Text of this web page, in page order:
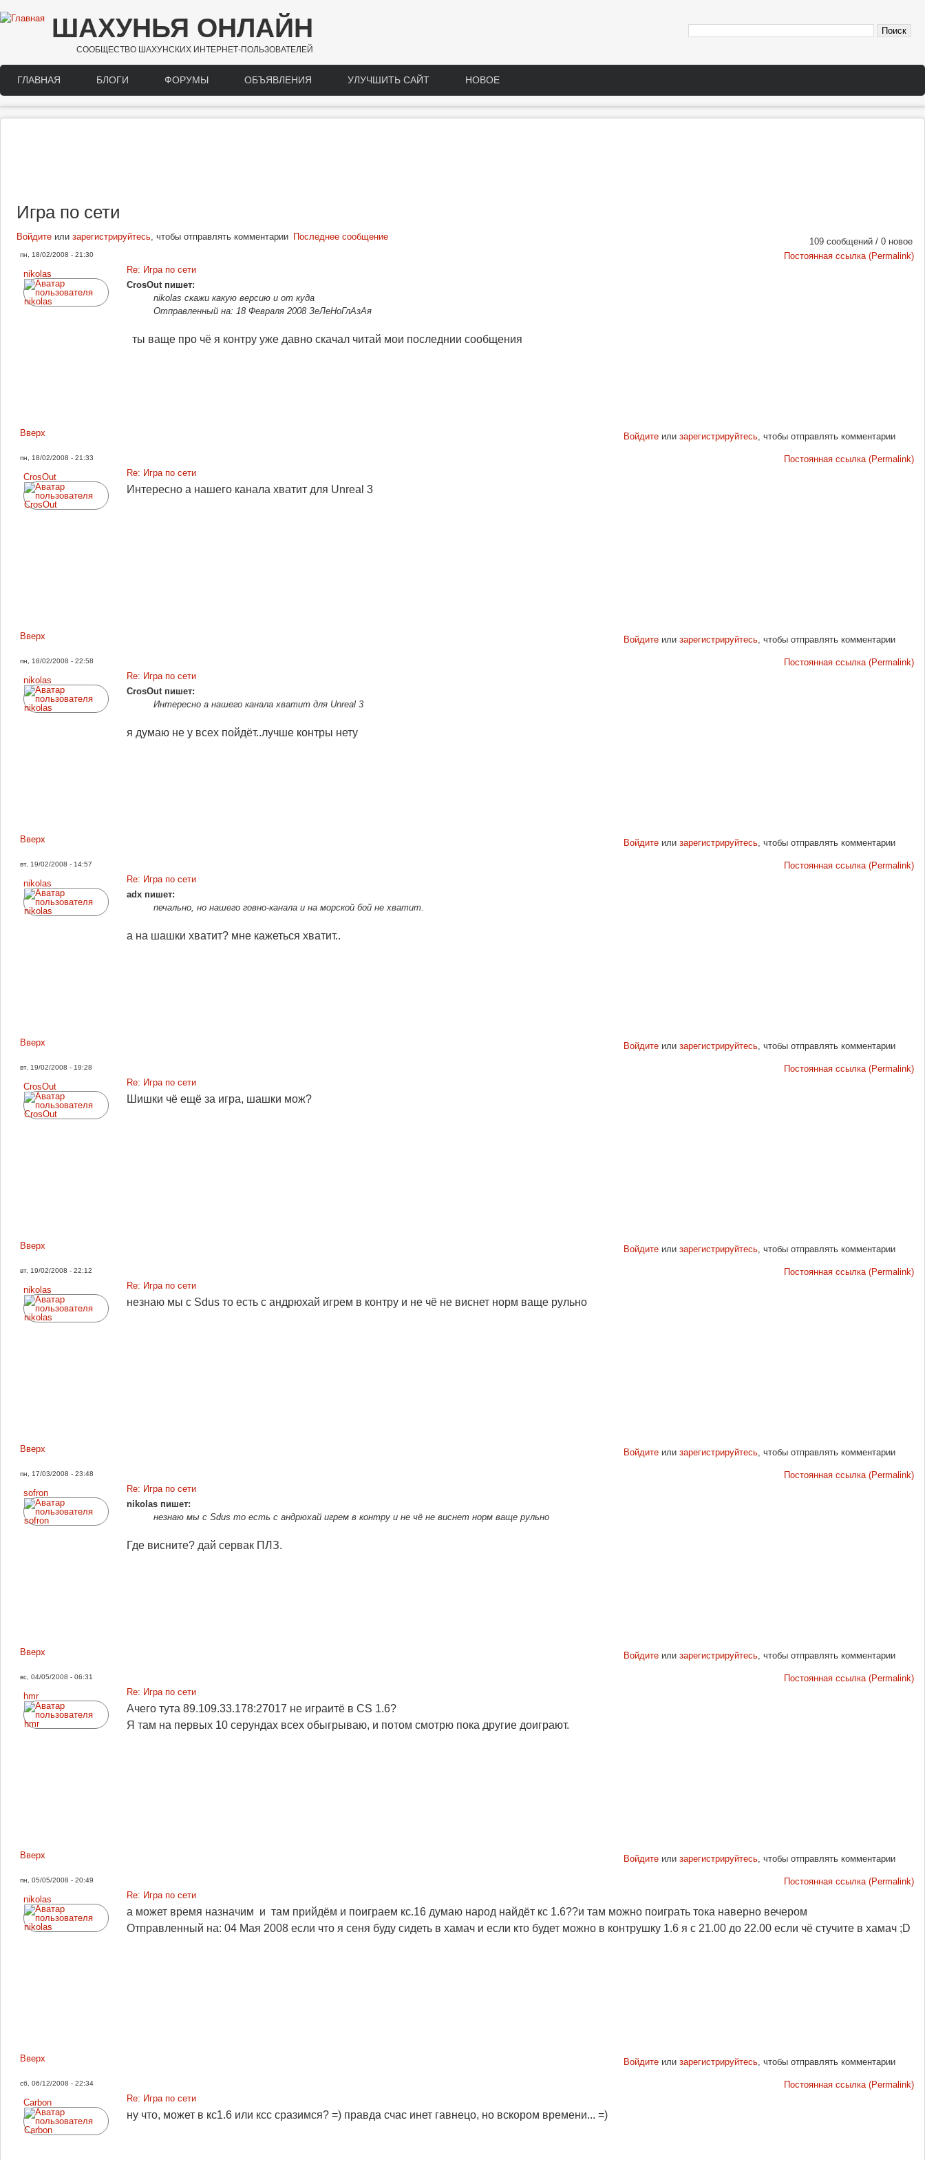
Перейти к основному содержанию
ШАХУНЬЯ ОНЛАЙН
СООБЩЕСТВО ШАХУНСКИХ ИНТЕРНЕТ-ПОЛЬЗОВАТЕЛЕЙ
Main menu
ГЛАВНАЯ БЛОГИ ФОРУМЫ ОБЪЯВЛЕНИЯ УЛУЧШИТЬ САЙТ НОВОЕ
Игра по сети
109 сообщений / 0 новое
Войдите или зарегистрируйтесь, чтобы отправлять комментарии Последнее сообщение
пн, 18/02/2008 - 21:30
Постоянная ссылка (Permalink)
nikolas
Re: Игра по сети
CrosOut пишет:
nikolas скажи какую версию и от куда
Отправленный на: 18 Февраля 2008 ЗеЛеНоГлАзАя
ты ваще про чё я контру уже давно скачал читай мои последнии сообщения
Вверх Войдитеили зарегистрируйтесь, чтобы отправлять комментарии
пн, 18/02/2008 - 21:33
Постоянная ссылка (Permalink)
CrosOut
Re: Игра по сети
Интересно а нашего канала хватит для Unreal 3
Вверх Войдитеили зарегистрируйтесь, чтобы отправлять комментарии
пн, 18/02/2008 - 22:58
Постоянная ссылка (Permalink)
nikolas
Re: Игра по сети
CrosOut пишет:
Интересно а нашего канала хватит для Unreal 3
я думаю не у всех пойдёт..лучше контры нету
Вверх Войдитеили зарегистрируйтесь, чтобы отправлять комментарии
вт, 19/02/2008 - 14:57
Постоянная ссылка (Permalink)
nikolas
Re: Игра по сети
adx пишет:
печально, но нашего говно-канала и на морской бой не хватит.
а на шашки хватит? мне кажеться хватит..
Вверх Войдитеили зарегистрируйтесь, чтобы отправлять комментарии
вт, 19/02/2008 - 19:28
Постоянная ссылка (Permalink)
CrosOut
Re: Игра по сети
Шишки чё ещё за игра, шашки мож?
Вверх Войдитеили зарегистрируйтесь, чтобы отправлять комментарии
вт, 19/02/2008 - 22:12
Постоянная ссылка (Permalink)
nikolas
Re: Игра по сети
незнаю мы с Sdus то есть с андрюхай игрем в контру и не чё не виснет норм ваще рульно
Вверх Войдитеили зарегистрируйтесь, чтобы отправлять комментарии
пн, 17/03/2008 - 23:48
Постоянная ссылка (Permalink)
sofron
Re: Игра по сети
nikolas пишет:
незнаю мы с Sdus то есть с андрюхай игрем в контру и не чё не виснет норм ваще рульно
Где висните? дай сервак ПЛЗ.
Вверх Войдитеили зарегистрируйтесь, чтобы отправлять комментарии
вс, 04/05/2008 - 06:31
Постоянная ссылка (Permalink)
hmr
Re: Игра по сети
Ачего тута 89.109.33.178:27017 не играитё в CS 1.6?
Я там на первых 10 серундах всех обыгрываю, и потом смотрю пока другие доиграют.
Вверх Войдитеили зарегистрируйтесь, чтобы отправлять комментарии
пн, 05/05/2008 - 20:49
Постоянная ссылка (Permalink)
nikolas
Re: Игра по сети
а может время назначим и там прийдём и поиграем кс.16 думаю народ найдёт кс 1.6??и там можно поиграть тока наверно вечером
Отправленный на: 04 Мая 2008 если что я сеня буду сидеть в хамач и если кто будет можно в контрушку 1.6 я с 21.00 до 22.00 если чё стучите в хамач ;D
Вверх Войдитеили зарегистрируйтесь, чтобы отправлять комментарии
сб, 06/12/2008 - 22:34
Постоянная ссылка (Permalink)
Carbon
Re: Игра по сети
ну что, может в кс1.6 или ксс сразимся? =) правда счас инет гавнецо, но вскором времени... =)